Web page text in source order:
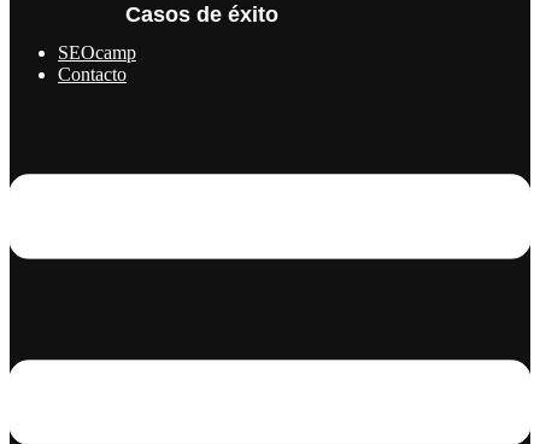
Casos de éxito
SEOcamp
Contacto